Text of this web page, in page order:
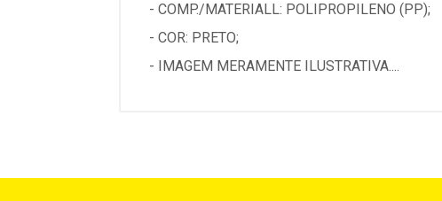
- COMP./MATERIALL: POLIPROPILENO (PP);
- COR: PRETO;
- IMAGEM MERAMENTE ILUSTRATIVA....